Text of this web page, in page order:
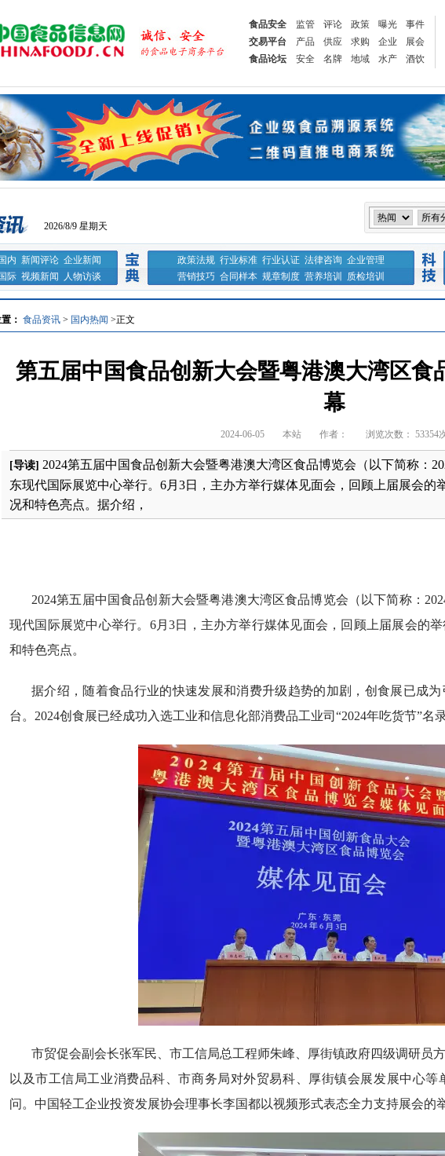
食品安全 监管 评论 政策 曝光 事件
交易平台
产品 供应 求购 企业
展会
食品论坛
安全 名牌 地域 水产 酒饮
2026/8/9 星期天
国内 新闻评论 企业新闻 政策法规 行业标准 行业认证 法律咨询 企业管理
国际 视频新闻 人物访谈 营销技巧 合同样本 规章制度 营养培训 质检培训
： 食品资讯 > 国内热闻 >正文
第五届中国食品创新大会暨粤港澳大湾区食
幕
2024-06-05 本站 作者： 浏览次数： 53354
[导读] 2024第五届中国食品创新大会暨粤港澳大湾区食品博览会（以下简称：
东现代国际展览中心举行。6月3日，主办方举行媒体见面会，回顾上届展会的
况和特色亮点。据介绍，
2024第五届中国食品创新大会暨粤港澳大湾区食品博览会（以下简称：
现代国际展览中心举行。6月3日，主办方举行媒体见面会，回顾上届展会的
和特色亮点。
据介绍，随着食品行业的快速发展和消费升级趋势的加剧，创食展已成
台。2024创食展已经成功入选工业和信息化部消费品工业司“2024年吃货节”名录
市贸促会副会长张军民、市工信局总工程师朱峰、厚街镇政府四级调研员
以及市工信局工业消费品科、市商务局对外贸易科、厚街镇会展发展中心
问。中国轻工企业投资发展协会理事长李国都以视频形式表态全力支持展会的